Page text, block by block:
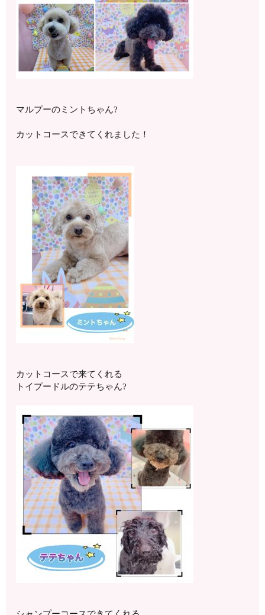
マルプーのミントちゃん?
カットコースできてくれました！
カットコースで来てくれる
トイプードルのテテちゃん?